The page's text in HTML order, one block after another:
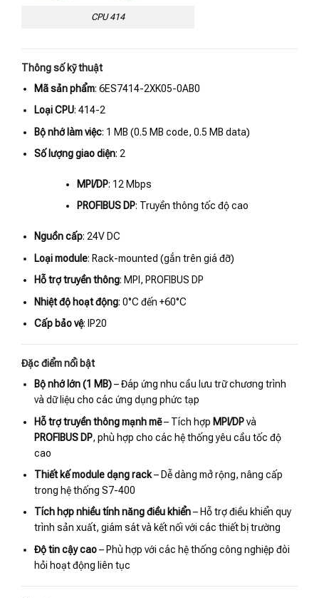
CPU 414
Thông số kỹ thuật
Mã sản phẩm: 6ES7414-2XK05-0AB0
Loại CPU: 414-2
Bộ nhớ làm việc: 1 MB (0.5 MB code, 0.5 MB data)
Số lượng giao diện: 2
MPI/DP: 12 Mbps
PROFIBUS DP: Truyền thông tốc độ cao
Nguồn cấp: 24V DC
Loại module: Rack-mounted (gắn trên giá đỡ)
Hỗ trợ truyền thông: MPI, PROFIBUS DP
Nhiệt độ hoạt động: 0°C đến +60°C
Cấp bảo vệ: IP20
Đặc điểm nổi bật
Bộ nhớ lớn (1 MB)– Đáp ứng nhu cầu lưu trữ chương trình
và dữ liệu cho các ứng dụng phức tạp
Hỗ trợ truyền thông mạnh mẽ– Tích hợpMPI/DPvà
PROFIBUS DP, phù hợp cho các hệ thống yêu cầu tốc độ
cao
Thiết kế module dạng rack– Dễ dàng mở rộng, nâng cấp
trong hệ thống S7-400
Tích hợp nhiều tính năng điều khiển– Hỗ trợ điều khiển quy
trình sản xuất, giám sát và kết nối với các thiết bị trường
Độ tin cậy cao– Phù hợp với các hệ thống công nghiệp đòi
hỏi hoạt động liên tục